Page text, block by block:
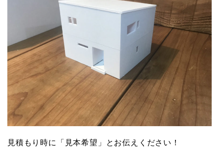
見積もり時に「見本希望」とお伝えください！